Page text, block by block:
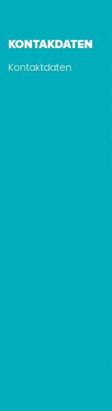
KONTAKDATEN
Kontaktdaten